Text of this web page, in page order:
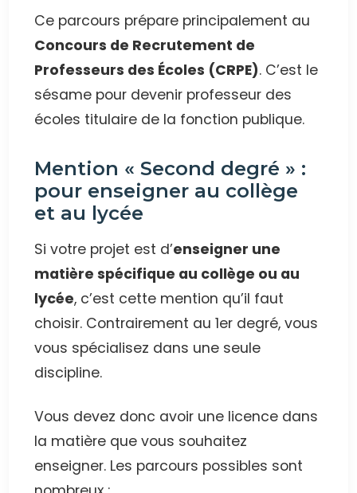
Ce parcours prépare principalement au
Concours de Recrutement de
Professeurs des Écoles (CRPE). C’est le
sésame pour devenir professeur des
écoles titulaire de la fonction publique.
Mention « Second degré » :
pour enseigner au collège
et au lycée
Si votre projet est d’enseigner une
matière spécifique au collège ou au
lycée, c’est cette mention qu’il faut
choisir. Contrairement au 1er degré, vous
vous spécialisez dans une seule
discipline.
Vous devez donc avoir une licence dans
la matière que vous souhaitez
enseigner. Les parcours possibles sont